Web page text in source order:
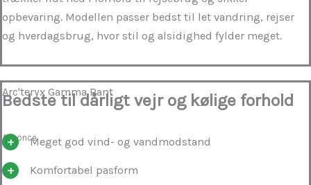
opbevaring. Modellen passer bedst til let vandring, rejser
og hverdagsbrug, hvor stil og alsidighed fylder meget.
Arc'teryx Gamma Pant
Bedste til dårligt vejr og kølige forhold
AnnonceMeget god vind- og vandmodstand
Komfortabel pasform